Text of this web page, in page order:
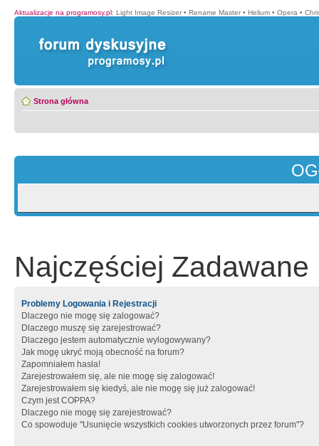
Aktualizacje na programosy.pl: Light Image Resizer • Rename Master • Helium • Opera •
Strona główna
Najczęściej Zadawane
Problemy Logowania i Rejestracji
Dlaczego nie mogę się zalogować?
Dlaczego muszę się zarejestrować?
Dlaczego jestem automatycznie wylogowywany?
Jak mogę ukryć moją obecność na forum?
Zapomniałem hasła!
Zarejestrowałem się, ale nie mogę się zalogować!
Zarejestrowałem się kiedyś, ale nie mogę się już zalogować!
Czym jest COPPA?
Dlaczego nie mogę się zarejestrować?
Co spowoduje "Usunięcie wszystkich cookies utworzonych przez forum"?